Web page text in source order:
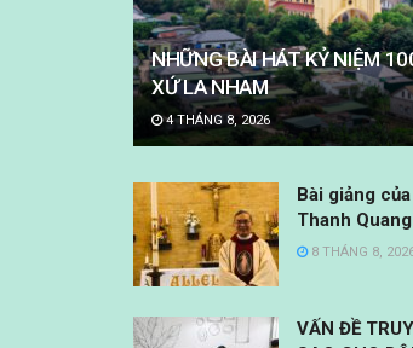
NHỮNG BÀI HÁT KỶ NIỆM
XỨ LA NHAM
4 THÁNG 8, 2026
Bài giảng
Thanh Quang
8 THÁNG 8,
VẤN ĐỀ